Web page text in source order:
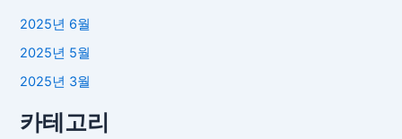
2025년 6월
2025년 5월
2025년 3월
카테고리